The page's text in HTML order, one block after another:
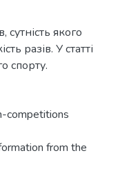
якого
разів. У статті
спорту.
competitions
from the